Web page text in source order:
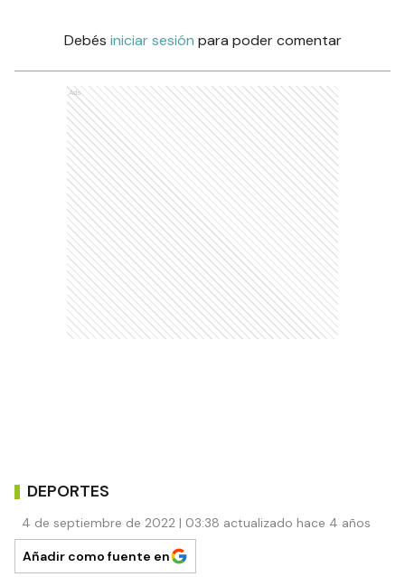
Debés iniciar sesión para poder comentar
Ads
DEPORTES
4 de septiembre de 2022 | 03:38 actualizado hace 4 años
Añadir como fuente en